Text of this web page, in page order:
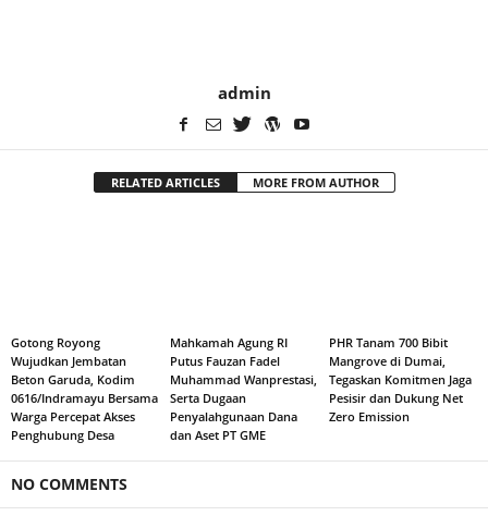
admin
RELATED ARTICLES MORE FROM AUTHOR
Gotong Royong
Wujudkan Jembatan
Beton Garuda, Kodim
0616/Indramayu Bersama
Warga Percepat Akses
Penghubung Desa
Mahkamah Agung RI
Putus Fauzan Fadel
Muhammad Wanprestasi,
Serta Dugaan
Penyalahgunaan Dana
dan Aset PT GME
PHR Tanam 700 Bibit
Mangrove di Dumai,
Tegaskan Komitmen Jaga
Pesisir dan Dukung Net
Zero Emission
NO COMMENTS